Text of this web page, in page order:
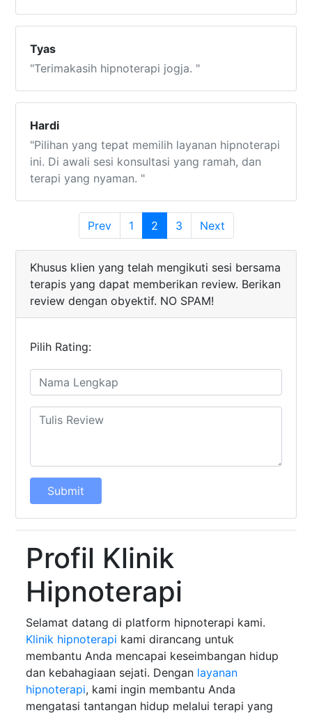
Tyas
"Terimakasih hipnoterapi jogja. "
Hardi
"Pilihan yang tepat memilih layanan hipnoterapi
ini. Di awali sesi konsultasi yang ramah, dan
terapi yang nyaman. "
Prev 1 2(current)
3 Next
Khusus klien yang telah mengikuti sesi bersama
terapis yang dapat memberikan review. Berikan
review dengan obyektif. NO SPAM!
Pilih Rating:
Submit
Profil Klinik
Hipnoterapi
Selamat datang di platform hipnoterapi kami.
Klinik hipnoterapi kami dirancang untuk
membantu Anda mencapai keseimbangan hidup
dan kebahagiaan sejati. Dengan layanan
hipnoterapi, kami ingin membantu Anda
mengatasi tantangan hidup melalui terapi yang